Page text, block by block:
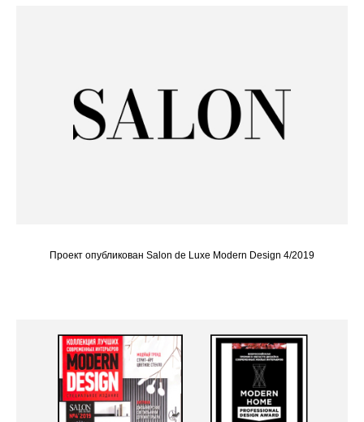
Проект опубликован Salon de Luxe Modern Design 4/2019
О СТУДИИ
НАПИШИТЕ НАМ